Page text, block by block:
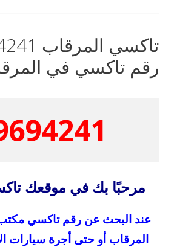
رقم تاكسي في
مرحبًا بك في موقعك
عند البحث عن رقم تاكسي
المرقاب أو حتى أجرة سيارات